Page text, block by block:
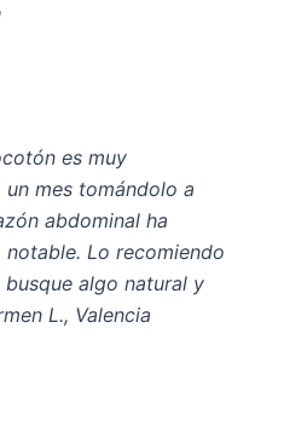
es muy
mes tomándolo a
abdominal ha
Lo recomiendo
algo natural y
L., Valencia